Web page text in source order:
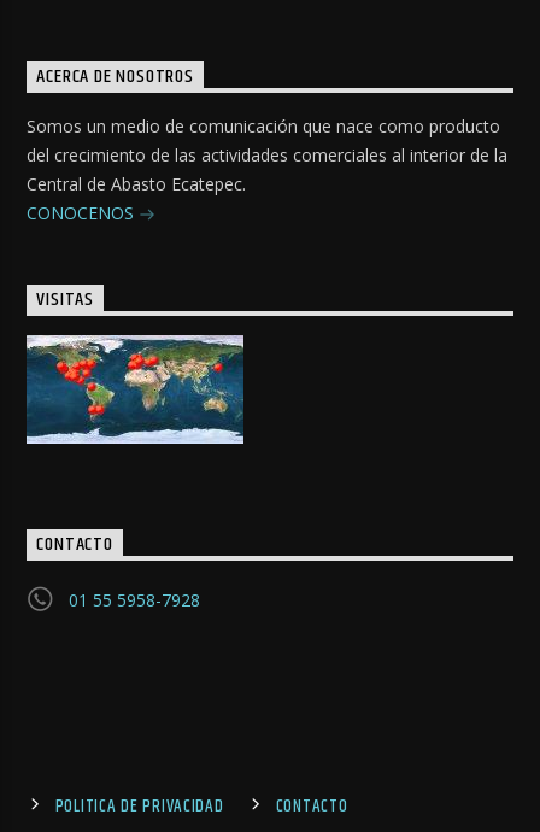
ACERCA DE NOSOTROS
Somos un medio de comunicación que nace como producto
del crecimiento de las actividades comerciales al interior de la
Central de Abasto Ecatepec.
CONOCENOS
VISITAS
CONTACTO
01 55 5958-7928
POLITICA DE PRIVACIDAD CONTACTO